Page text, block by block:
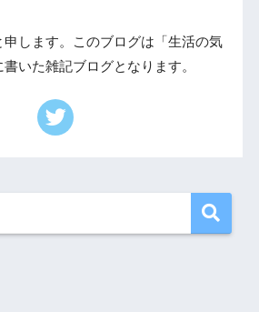
します。このブログは「生活の気
いた雑記ブログとなります。